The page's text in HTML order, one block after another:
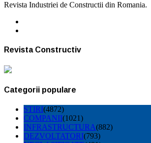
Revista Industriei de Constructii din Romania.
Revista Constructiv
Categorii populare
STIRI(4872)
COMPANII(1021)
INFRASTRUCTURA(882)
DEZVOLTATORI(793)